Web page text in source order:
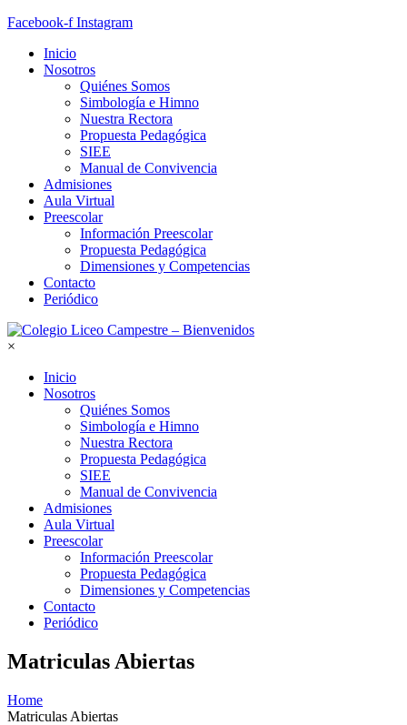
Facebook-f Instagram
Inicio
Nosotros
Quiénes Somos
Simbología e Himno
Nuestra Rectora
Propuesta Pedagógica
SIEE
Manual de Convivencia
Admisiones
Aula Virtual
Preescolar
Información Preescolar
Propuesta Pedagógica
Dimensiones y Competencias
Contacto
Periódico
×
Inicio
Nosotros
Quiénes Somos
Simbología e Himno
Nuestra Rectora
Propuesta Pedagógica
SIEE
Manual de Convivencia
Admisiones
Aula Virtual
Preescolar
Información Preescolar
Propuesta Pedagógica
Dimensiones y Competencias
Contacto
Periódico
Matriculas Abiertas
Home
Matriculas Abiertas